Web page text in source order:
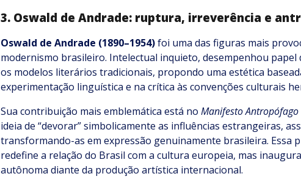
3. Oswald de Andrade: ruptura, irreverência e
Oswald de Andrade (1890–1954)foi uma das figuras mais
modernismo brasileiro. Intelectual inquieto, desempenhou papel
os modelos literários tradicionais, propondo uma estética
experimentação linguística e na crítica às convenções culturais
Sua contribuição mais emblemática está no Manifesto Antropófago
ideia de “devorar” simbolicamente as influências estrangeiras,
transformando-as em expressão genuinamente brasileira. Essa
redefine a relação do Brasil com a cultura europeia, mas
autônoma diante da produção artística internacional.